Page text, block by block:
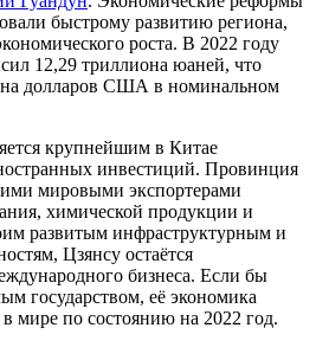
быстрому развитию региона,
роста. В 2022 году
12,29 триллиона юаней, что
долларов США в номинальном
крупнейшим в Китае
инвестиций. Провинция
мировыми экспортерами
химической продукции и
развитым инфраструктурным и
Цзянсу остаётся
бизнеса. Если бы
государством, её экономика
мире по состоянию на 2022 год.